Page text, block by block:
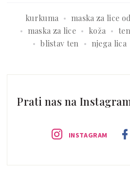
kurkuma
maska za lice
maska za lice
koža ten
blistav ten
njega lica
Prati nas na
INSTAGRAM